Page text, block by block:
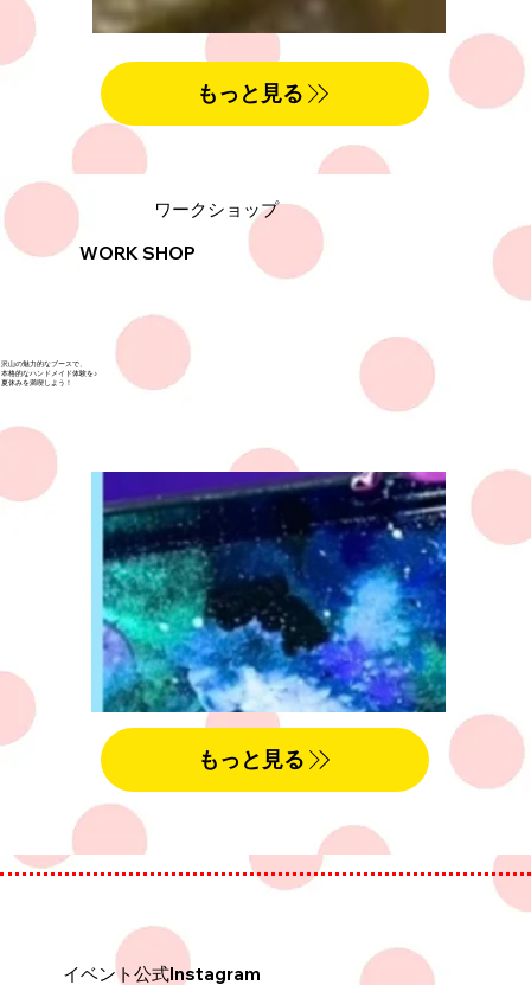
もっと見る
ワークショップ
WORK SHOP
​沢山の魅力的なブースで、​
本格的なハンドメイド体験を♪
夏休みを満喫しよう！
もっと見る
イベント公式Instagram